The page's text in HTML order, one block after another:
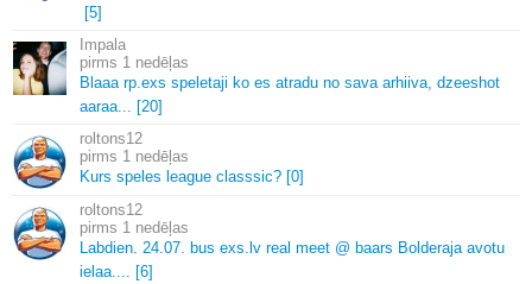
[5]
Impala
1 nedēļas
Blaaa rp.exs speletaji ko es atradu no sava arhiiva, dzeeshot
aaraa... [20]
roltons12
1 nedēļas
Kurs speles league classsic? [0]
roltons12
1 nedēļas
Labdien. 24.07. bus exs. lv real meet @ baars Bolderaja avotu
ielaa.... [6]